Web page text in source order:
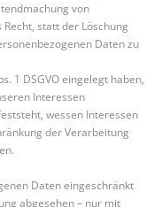
von
statt der Löschung
Daten zu
1 DSGVO eingelegt haben,
Interessen
wessen Interessen
der Verarbeitung
Daten eingeschränkt
abgesehen – nur mit